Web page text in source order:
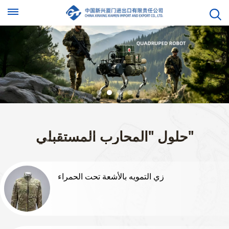
حلول "المحارب المستقبلي"
زي التمويه بالأشعة تحت الحمراء